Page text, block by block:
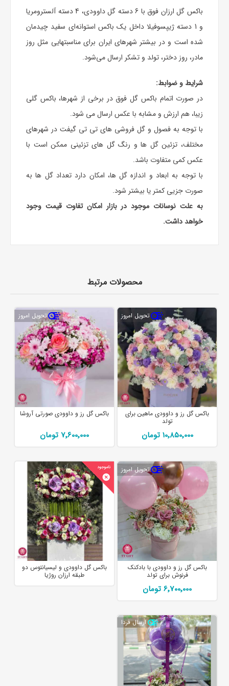
باکس گل ارزان فوق با 6 دسته گل داوودی، 4 دسته آلسترومریا
و 1 دسته ژیپسوفیلا داخل یک باکس استوانه‌ای سفید چیدمان
شده‌ است و در بیشتر شهرهای ایران برای مناسبت‎هایی مثل روز
مادر، روز دختر، تولد و تشکر ارسال می‌شود.
شرایط و ضوابط:
در صورت اتمام باکس گل فوق در برخی از شهرها، باکس گلی
زیبا، هم ارزش و مشابه با عکس ارسال می شود.
با توجه به فصول و گل فروشی های تی تی گیفت در شهرهای
مختلف، تزئین گل ها و رنگ گل های تزئینی ممکن است با
عکس کمی متفاوت باشد.
با توجه به ابعاد و اندازه گل ها، امکان دارد تعداد گل ها به
صورت جزیی کمتر یا بیشتر شود.
به علت نوسانات موجود در بازار امکان تفاوت قیمت وجود
خواهد داشت.
محصولات مرتبط
تحویل امروز
باکس گل رز و داوودی ماهین برای
تولد
10٬850٬000 تومان
تحویل امروز
باکس گل رز و داوودی صورتی آروشا
7٬600٬000 تومان
تحویل امروز
باکس گل رز و داوودی با بادکنک
فرنوش برای تولد
6٬700٬000 تومان
باکس گل داوودی و لیسیانتوس دو
طبقه ارزان روژیا
ارسال فردا